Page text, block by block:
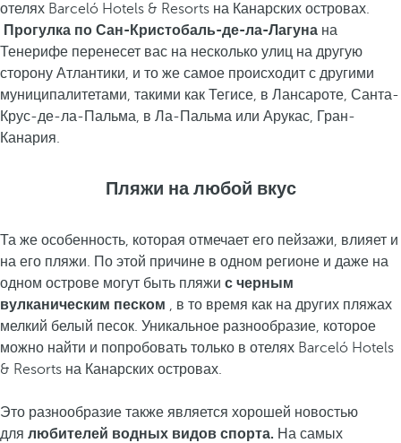
отелях Barceló Hotels & Resorts на Канарских островах.
Прогулка по Сан-Кристобаль-де-ла-Лагуна на
Тенерифе перенесет вас на несколько улиц на другую
сторону Атлантики, и то же самое происходит с другими
муниципалитетами, такими как Тегисе, в Лансароте, Санта-
Крус-де-ла-Пальма, в Ла-Пальма или Арукас, Гран-
Канария.
Пляжи на любой вкус
Та же особенность, которая отмечает его пейзажи, влияет и
на его пляжи. По этой причине в одном регионе и даже на
одном острове могут быть пляжи с черным
вулканическим песком , в то время как на других пляжах
мелкий белый песок. Уникальное разнообразие, которое
можно найти и попробовать только в отелях Barceló Hotels
& Resorts на Канарских островах.
Это разнообразие также является хорошей новостью
для любителей водных видов спорта. На самых